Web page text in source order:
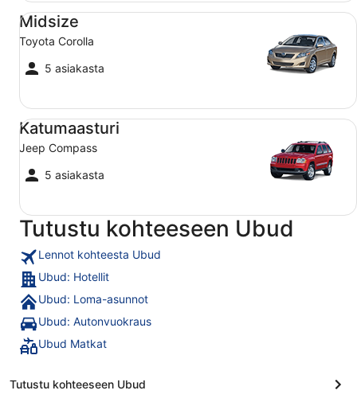
Midsize
Toyota Corolla
5 asiakasta
Midsize Toyota Corolla
Katumaasturi
Jeep Compass
5 asiakasta
Katumaasturi Jeep Compass
Tutustu kohteeseen Ubud
Lennot kohteesta Ubud
Ubud: Hotellit
Ubud: Loma-asunnot
Ubud: Autonvuokraus
Ubud Matkat
Tutustu kohteeseen Ubud